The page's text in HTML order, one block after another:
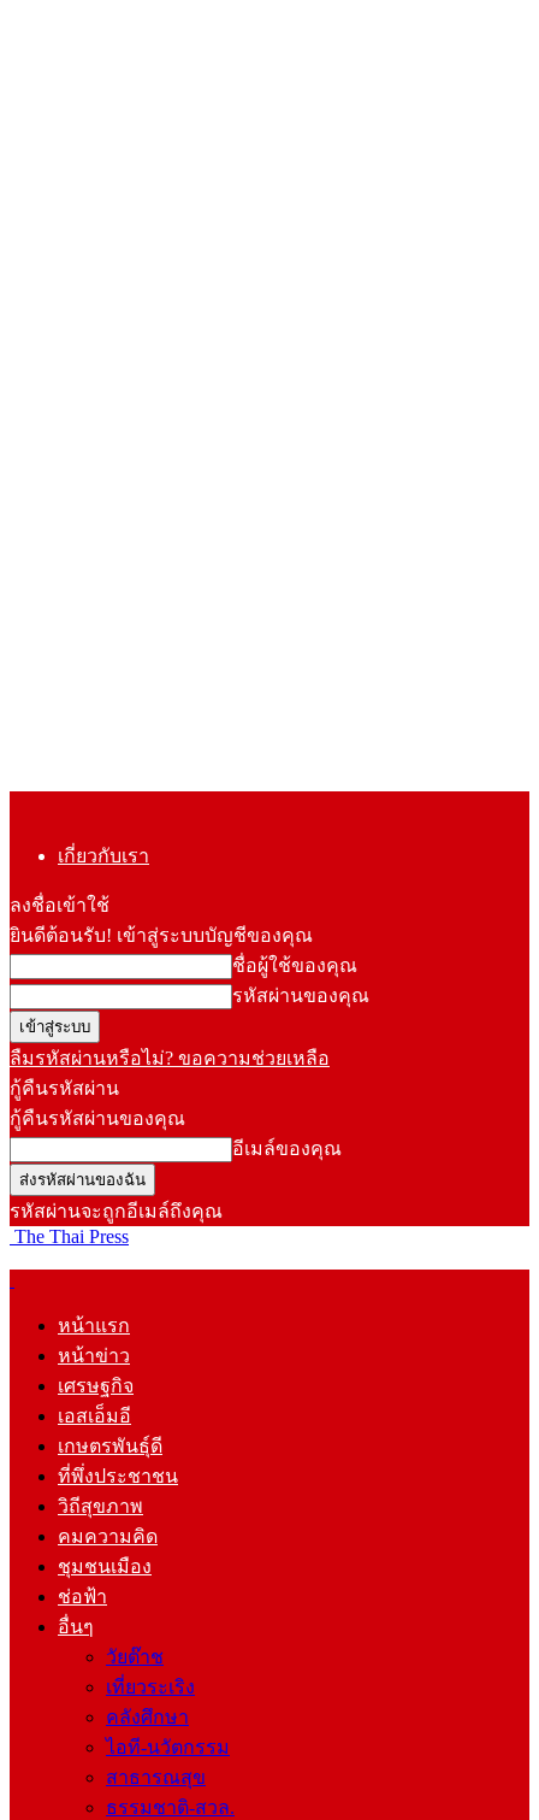
เกี่ยวกับเรา
ลงชื่อเข้าใช้
ยินดีต้อนรับ! เข้าสู่ระบบบัญชีของคุณ
ชื่อผู้ใช้ของคุณ
รหัสผ่านของคุณ
ลืมรหัสผ่านหรือไม่? ขอความช่วยเหลือ
กู้คืนรหัสผ่าน
กู้คืนรหัสผ่านของคุณ
อีเมล์ของคุณ
รหัสผ่านจะถูกอีเมล์ถึงคุณ
The Thai Press
หน้าแรก
หน้าข่าว
เศรษฐกิจ
เอสเอ็มอี
เกษตรพันธุ์ดี
ที่พึ่งประชาชน
วิถีสุขภาพ
คมความคิด
ชุมชนเมือง
ช่อฟ้า
อื่นๆ
วัยต๊าช
เที่ยวระเริง
คลังศึกษา
ไอที-นวัตกรรม
สาธารณสุข
ธรรมชาติ-สวล.